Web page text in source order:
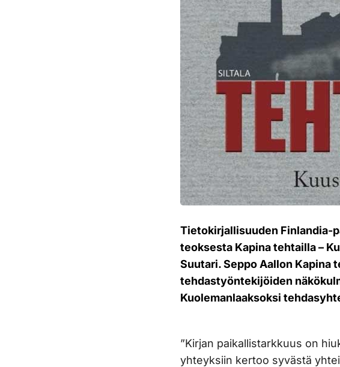
Tietokirjallisuuden Finlandia-
teoksesta Kapina tehtailla –
Suutari. Seppo Aallon Kapina
tehdastyöntekijöiden
Kuolemanlaaksoksi
”Kirjan paikallistarkkuus on
yhteyksiin kertoo syvästä